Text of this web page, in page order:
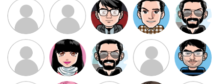
ممدرضا رضا کاظمی زهرا ~ ابتین
سید محمد
موسوی
مهدی فرهمند مهدی سلطانی داود رضیی
طرفدار میلی
بابی براون
کیوان کیانی